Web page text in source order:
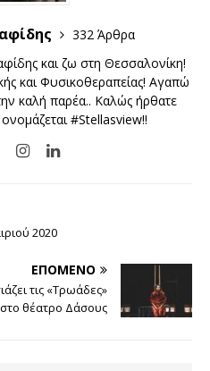
332 Άρθρα
και ζω στη Θεσσαλονίκη!
και Φυσικοθεραπείας! Αγαπώ
καλή παρέα.. Καλώς ήρθατε
#Stellasview!!
2020
ΕΠΌΜΕΝΟ
τις «Τρωάδες»
στο θέατρο Δάσους